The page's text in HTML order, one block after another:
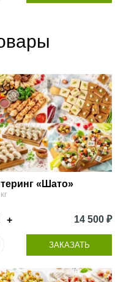
«Шато»
+ 14 500 ₽
ЗАКАЗАТЬ